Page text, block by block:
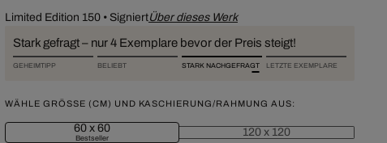
Limited Edition 150• SigniertÜber dieses Werk
Stark gefragt – nur 4 Exemplare bevor der Preis steigt!
GEHEIMTIPP BELIEBT STARK NACHGEFRAGT LETZTE EXEMPLARE
WÄHLE GRÖSSE (CM) UND KASCHIERUNG/RAHMUNG AUS:
60 x 60
Bestseller 120 x 120